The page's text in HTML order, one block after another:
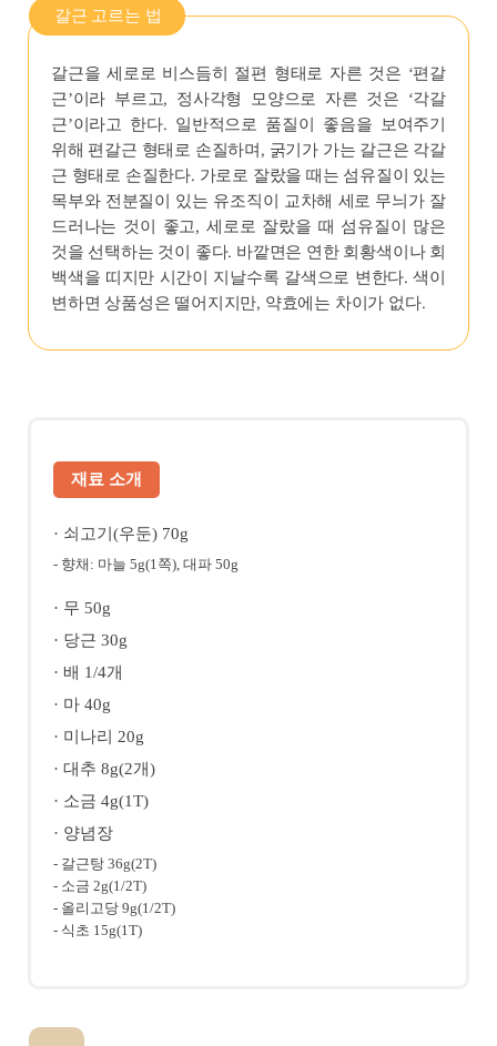
갈근 고르는 법
갈근을 세로로 비스듬히 절편 형태로 자른 것은 ‘편갈
근’이라 부르고, 정사각형 모양으로 자른 것은 ‘각갈
근’이라고 한다. 일반적으로 품질이 좋음을 보여주기
위해 편갈근 형태로 손질하며, 굵기가 가는 갈근은 각갈
근 형태로 손질한다. 가로로 잘랐을 때는 섬유질이 있는
목부와 전분질이 있는 유조직이 교차해 세로 무늬가 잘
드러나는 것이 좋고, 세로로 잘랐을 때 섬유질이 많은
것을 선택하는 것이 좋다. 바깥면은 연한 회황색이나 회
백색을 띠지만 시간이 지날수록 갈색으로 변한다. 색이
변하면 상품성은 떨어지지만, 약효에는 차이가 없다.
재료 소개
· 쇠고기(우둔) 70g
- 향채: 마늘 5g(1쪽), 대파 50g
· 무 50g
· 당근 30g
· 배 1/4개
· 마 40g
· 미나리 20g
· 대추 8g(2개)
· 소금 4g(1T)
· 양념장
- 갈근탕 36g(2T)
- 소금 2g(1/2T)
- 올리고당 9g(1/2T)
- 식초 15g(1T)